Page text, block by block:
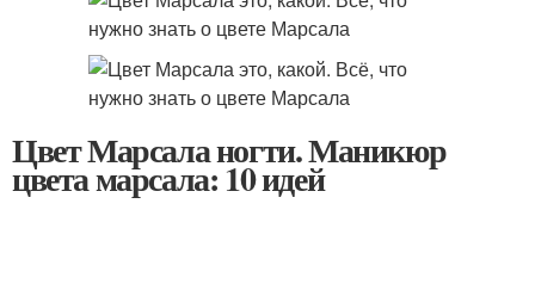
Цвет Марсала ногти. Маникюр
цвета марсала: 10 идей